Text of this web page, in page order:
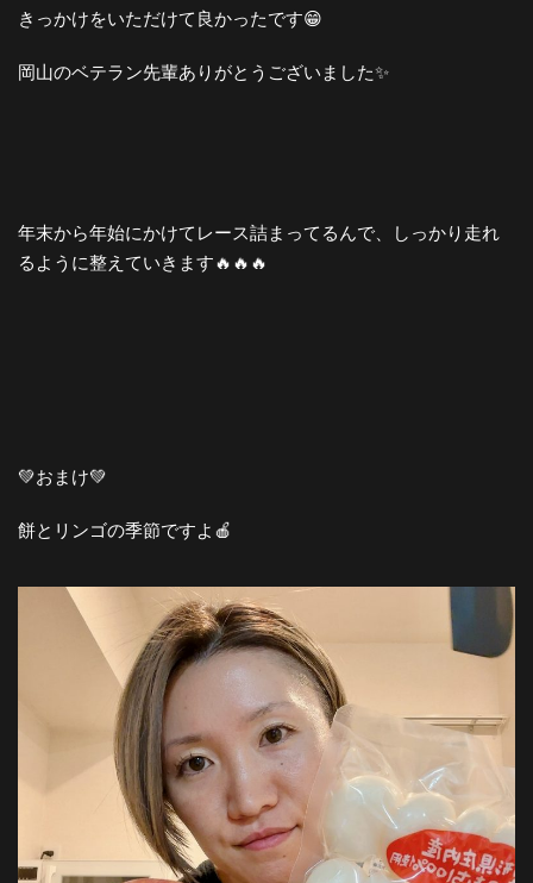
きっかけをいただけて良かったです😁
岡山のベテラン先輩ありがとうございました✨
年末から年始にかけてレース詰まってるんで、しっかり走れ
るように整えていきます🔥🔥🔥
💚おまけ💚
餅とリンゴの季節ですよ🍎